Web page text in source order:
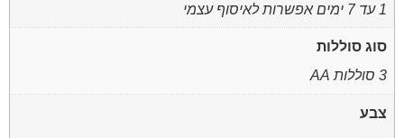
1 עד 7 ימים אפשרות לאיסוף עצמי
סוג סוללות
3 סוללות AA
צבע